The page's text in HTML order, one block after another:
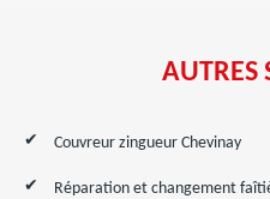
AUTRES
Couvreur zingueur Chevinay
Réparation et changement